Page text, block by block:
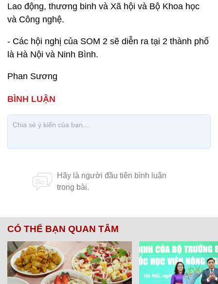
Lao động, thương binh và Xã hội và Bộ Khoa học
và Công nghệ.
- Các hội nghị của SOM 2 sẽ diễn ra tại 2 thành phố
là Hà Nội và Ninh Bình.
Phan Sương
CÓ THỂ BẠN QUAN TÂM